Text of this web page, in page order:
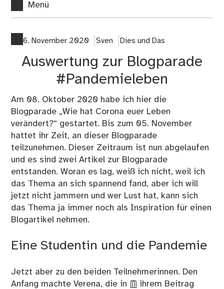
Menü
6. November 2020 Sven Dies und Das
Auswertung zur Blogparade
#Pandemieleben
Am 08. Oktober 2020 habe ich hier die
Blogparade „Wie hat Corona euer Leben
verändert?“ gestartet. Bis zum 05. November
hattet ihr Zeit, an dieser Blogparade
teilzunehmen. Dieser Zeitraum ist nun abgelaufen
und es sind zwei Artikel zur Blogparade
entstanden. Woran es lag, weiß ich nicht, weil ich
das Thema an sich spannend fand, aber ich will
jetzt nicht jammern und wer Lust hat, kann sich
das Thema ja immer noch als Inspiration für einen
Blogartikel nehmen.
Eine Studentin und die Pandemie
Jetzt aber zu den beiden Teilnehmerinnen. Den
Anfang machte Verena, die in
ihrem Beitrag